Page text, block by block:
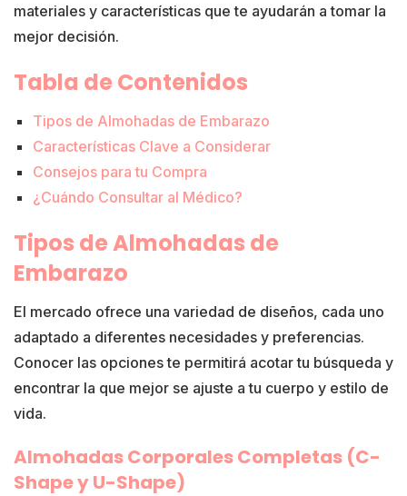
materiales y características que te ayudarán a tomar la
mejor decisión.
Tabla de Contenidos
Tipos de Almohadas de Embarazo
Características Clave a Considerar
Consejos para tu Compra
¿Cuándo Consultar al Médico?
Tipos de Almohadas de
Embarazo
El mercado ofrece una variedad de diseños, cada uno
adaptado a diferentes necesidades y preferencias.
Conocer las opciones te permitirá acotar tu búsqueda y
encontrar la que mejor se ajuste a tu cuerpo y estilo de
vida.
Almohadas Corporales Completas (C-
Shape y U-Shape)